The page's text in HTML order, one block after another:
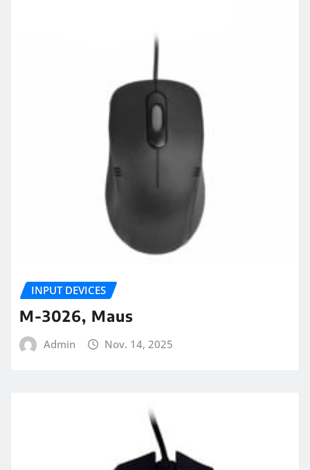
INPUT DEVICES
M-3026, Maus
Admin Nov. 14, 2025